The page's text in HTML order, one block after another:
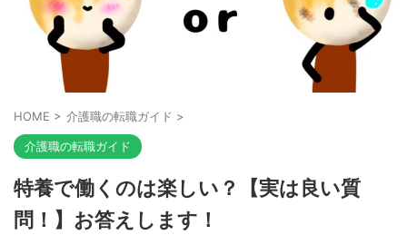
HOME > 介護職の転職ガイド >
介護職の転職ガイド
特養で働くのは楽しい？【実は良い質
問！】お答えします！